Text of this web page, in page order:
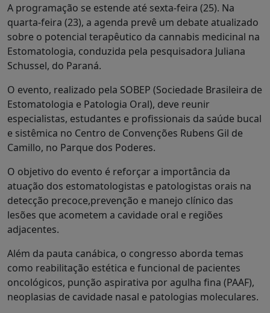
A programação se estende até sexta-feira (25). Na
quarta-feira (23), a agenda prevê um debate atualizado
sobre o potencial terapêutico da cannabis medicinal na
Estomatologia, conduzida pela pesquisadora Juliana
Schussel, do Paraná.
O evento, realizado pela SOBEP (Sociedade Brasileira de
Estomatologia e Patologia Oral), deve reunir
especialistas, estudantes e profissionais da saúde bucal
e sistêmica no Centro de Convenções Rubens Gil de
Camillo, no Parque dos Poderes.
O objetivo do evento é reforçar a importância da
atuação dos estomatologistas e patologistas orais na
detecção precoce,prevenção e manejo clínico das
lesões que acometem a cavidade oral e regiões
adjacentes.
Além da pauta canábica, o congresso aborda temas
como reabilitação estética e funcional de pacientes
oncológicos, punção aspirativa por agulha fina (PAAF),
neoplasias de cavidade nasal e patologias moleculares.